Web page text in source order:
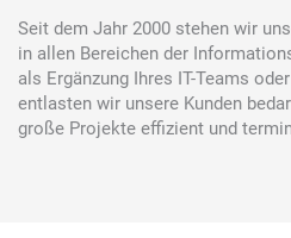
Seit dem Jahr 2000 stehen wir
in allen Bereichen der
als Ergänzung Ihres IT-Teams
entlasten wir unsere Kunden
große Projekte effizient und